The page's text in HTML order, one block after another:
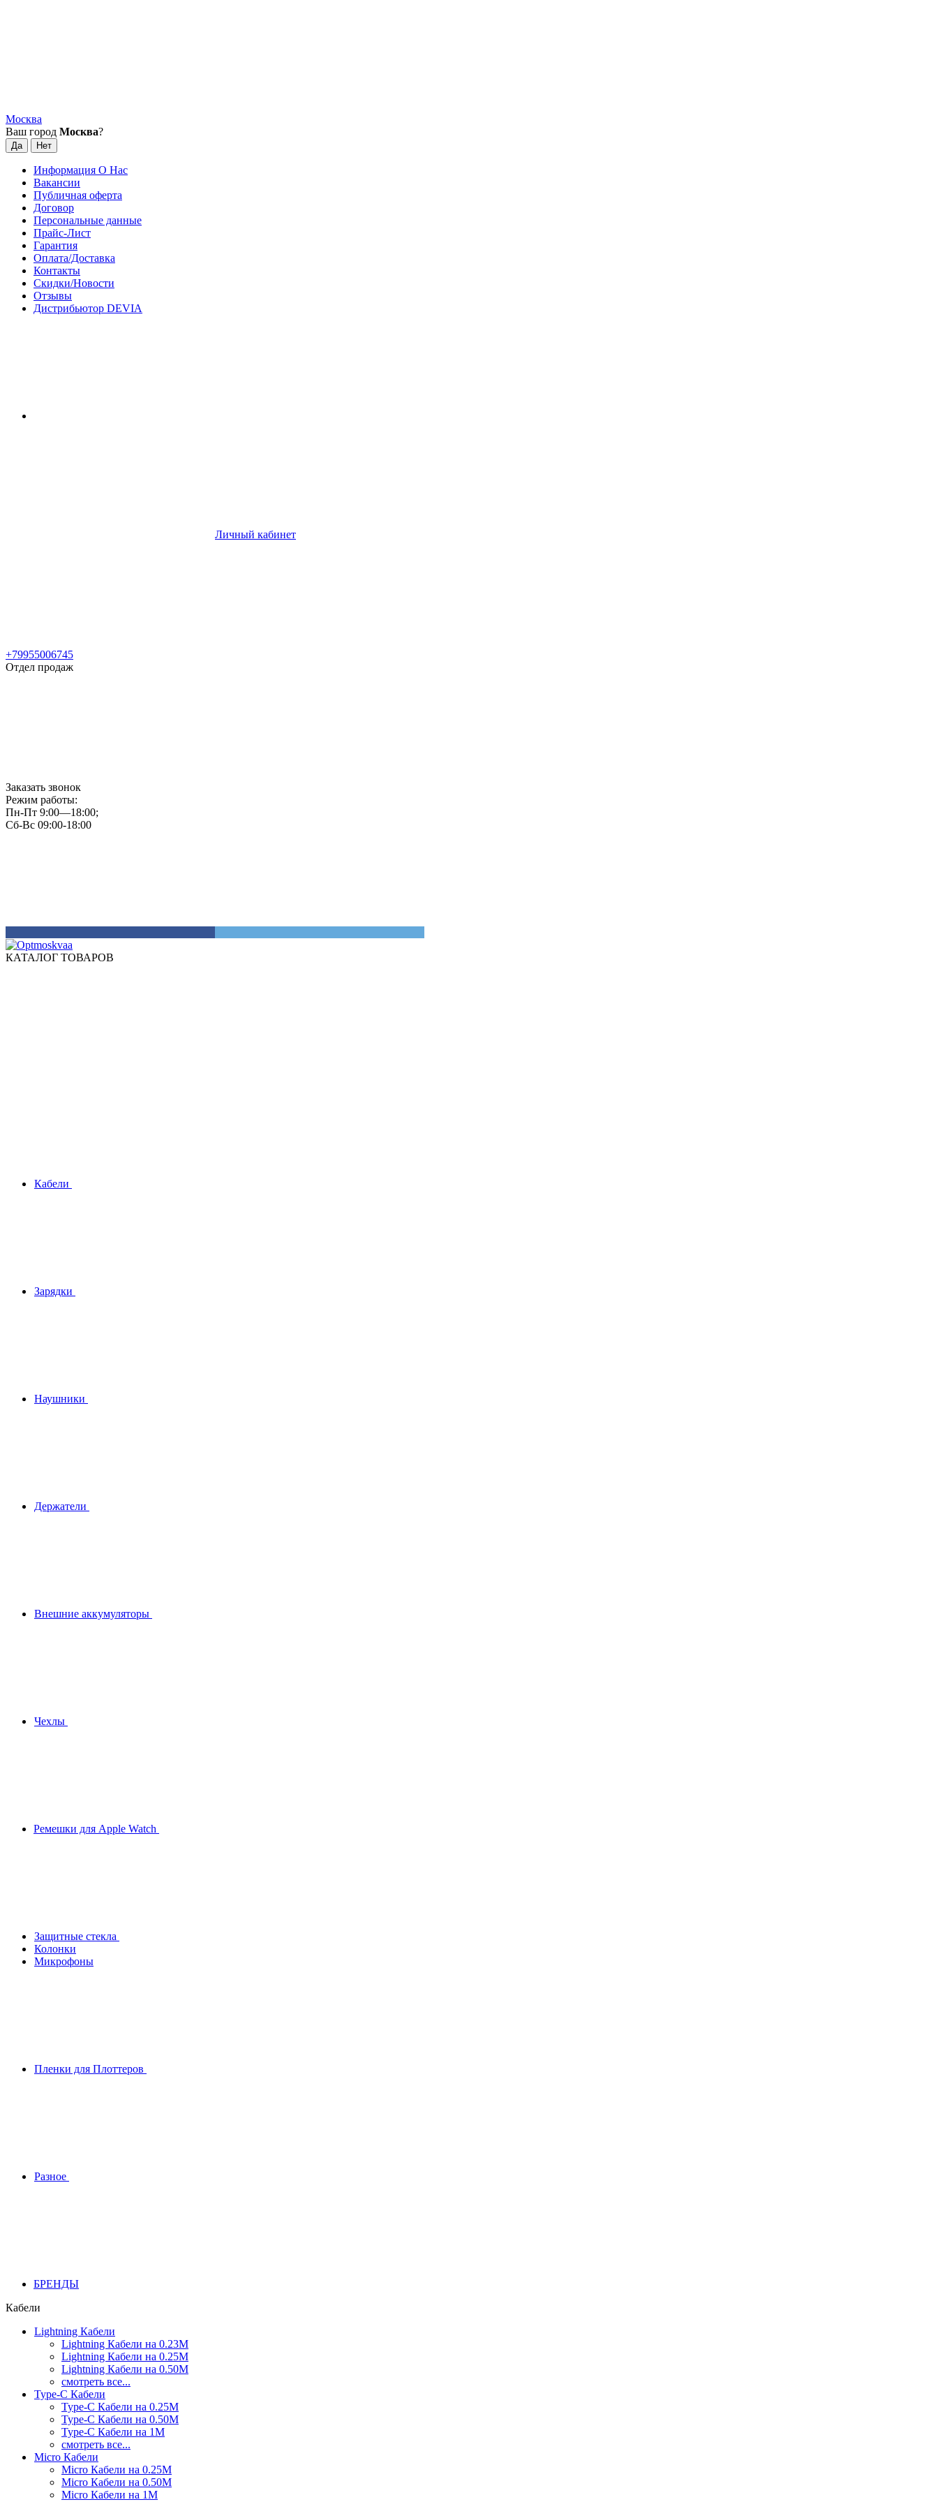
Москва
Ваш город Москва?
Информация О Нас
Вакансии
Публичная оферта
Договор
Персональные данные
Прайс-Лист
Гарантия
Оплата/Доставка
Контакты
Скидки/Новости
Отзывы
Дистрибьютор DEVIA
Личный кабинет
+79955006745
Отдел продаж
Заказать звонок
Режим работы:
Пн-Пт 9:00—18:00;
Сб-Вс 09:00-18:00
КАТАЛОГ ТОВАРОВ
Кабели
Зарядки
Наушники
Держатели
Внешние аккумуляторы
Чехлы
Ремешки для Apple Watch
Защитные стекла
Колонки
Микрофоны
Пленки для Плоттеров
Разное
БРЕНДЫ
Кабели
Lightning Кабели
Lightning Кабели на 0.23М
Lightning Кабели на 0.25М
Lightning Кабели на 0.50М
смотреть все...
Type-C Кабели
Type-C Кабели на 0.25М
Type-C Кабели на 0.50М
Type-C Кабели на 1М
смотреть все...
Micro Кабели
Micro Кабели на 0.25М
Micro Кабели на 0.50М
Micro Кабели на 1М